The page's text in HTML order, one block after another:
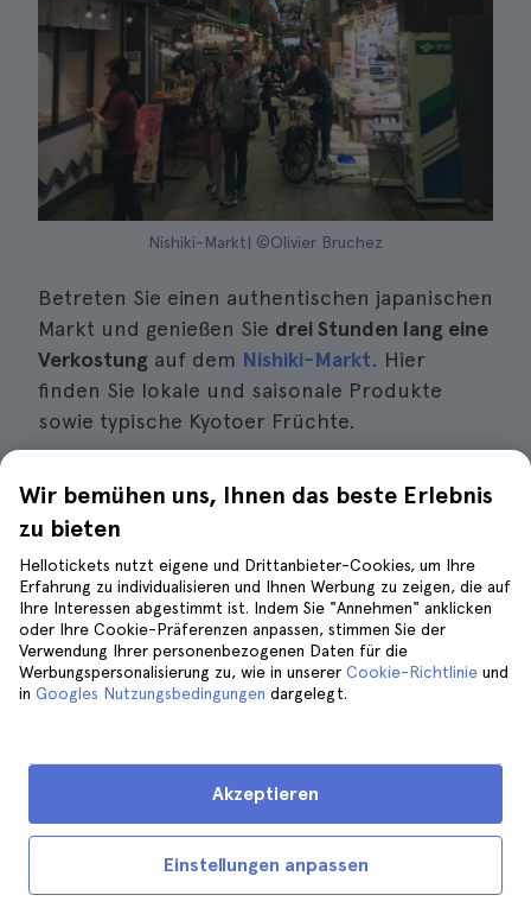
Nishiki-Markt| ©Olivier Bruchez
Betreten Sie einen authentischen japanischen
Markt und genießen Sie drei Stunden lang eine
Verkostung auf dem Nishiki-Markt. Hier
finden Sie lokale und saisonale Produkte
sowie typische Kyotoer Früchte.
10 Marktstände besuchen ,japanischen Tee
probieren
möchten.
Buchen Sie die besten kulinarischen Touren in
Kyoto
8. Entdecken Sie Japans Samurai-
Vergangenheit
Wir bemühen uns, Ihnen das beste Erlebnis
zu bieten
Hellotickets nutzt eigene und Drittanbieter-Cookies, um Ihre
Erfahrung zu individualisieren und Ihnen Werbung zu zeigen, die auf
Ihre Interessen abgestimmt ist. Indem Sie "Annehmen" anklicken
oder Ihre Cookie-Präferenzen anpassen, stimmen Sie der
Verwendung Ihrer personenbezogenen Daten für die
Werbungspersonalisierung zu, wie in unserer Cookie-Richtlinie und
in Googles Nutzungsbedingungen dargelegt.
Einstellungen anpassen
Akzeptieren